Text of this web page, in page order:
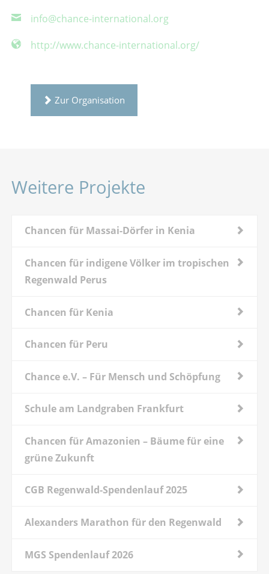
info@chance-international.org
http://www.chance-international.org/
Zur Organisation
Weitere Projekte
Chancen für Massai-Dörfer in Kenia
Chancen für indigene Völker im tropischen
Regenwald Perus
Chancen für Kenia
Chancen für Peru
Chance e.V. – Für Mensch und Schöpfung
Schule am Landgraben Frankfurt
Chancen für Amazonien – Bäume für eine
grüne Zukunft
CGB Regenwald-Spendenlauf 2025
Alexanders Marathon für den Regenwald
MGS Spendenlauf 2026